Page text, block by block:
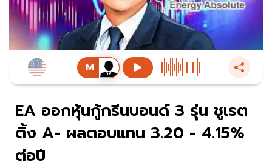
EA ออกหุ้นกู้กรีนบอนด์ 3 รุ่น ชูเรต
ติ้ง A- ผลตอบแทน 3.20 - 4.15%
ต่อปี